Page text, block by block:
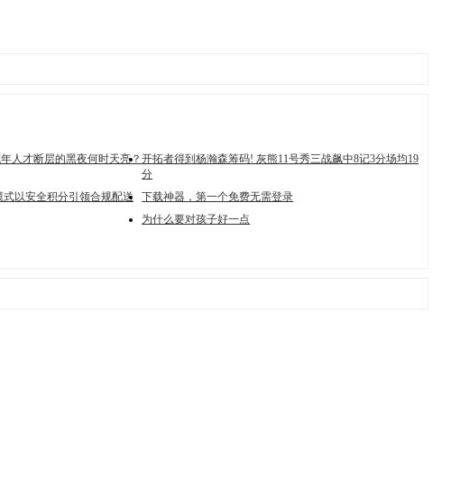
人才断层的黑夜何时天亮？ 开拓者得到杨瀚森筹码! 灰熊11号秀三战飙中8记3分场均19
分
以安全积分引领合规配送
下载神器，第一个免费无需登录
为什么要对孩子好一点